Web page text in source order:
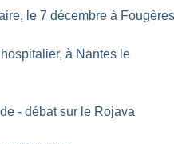
le 7 décembre à
à Nantes le
- débat sur le Rojava